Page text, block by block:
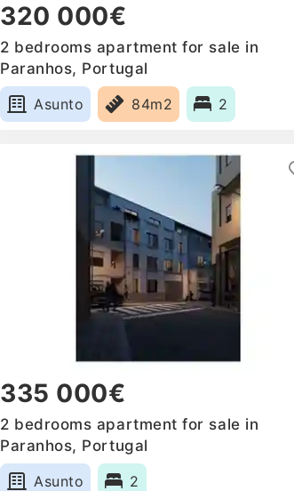
320 000€
2 bedrooms apartment for sale in
Paranhos, Portugal
Asunto
84m2 2
335 000€
2 bedrooms apartment for sale in
Paranhos, Portugal
Asunto
2